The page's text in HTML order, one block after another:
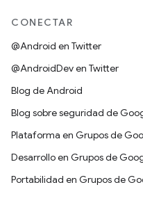
CONECTAR
@Android en Twitter
@AndroidDev en Twitter
Blog de Android
Blog sobre seguridad de
Plataforma en Grupos de
Desarrollo en Grupos de
Portabilidad en Grupos de